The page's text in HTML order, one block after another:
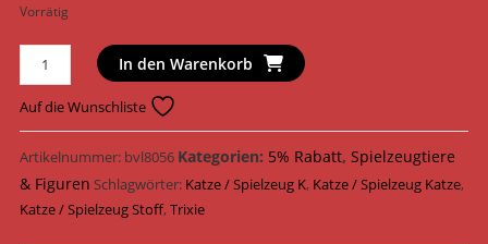
Vorrätig
Trixie
Katzenspielzeug
Katze
mit
Fransen
XXL
Stoff
In den Warenkorb
Auf die Wunschliste
Artikelnummer: bvl8056 Kategorien: 5% Rabatt, Spielzeugtiere
& Figuren Schlagwörter: Katze / Spielzeug K, Katze / Spielzeug Katze,
Katze / Spielzeug Stoff,Trixie